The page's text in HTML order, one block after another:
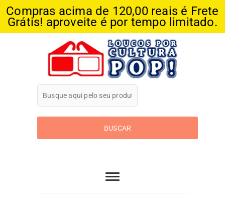
Compras acima de 120,00 reais é Frete
Grátis! aproveite é por tempo limitado.
Loucos Por
Cultura Pop